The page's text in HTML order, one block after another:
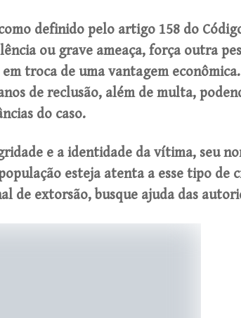
definido pelo artigo 158 do
ou grave ameaça, força outra
troca de uma vantagem
de reclusão, além de multa,
do caso.
e a identidade da vítima, seu
esteja atenta a esse tipo de
de extorsão, busque ajuda das